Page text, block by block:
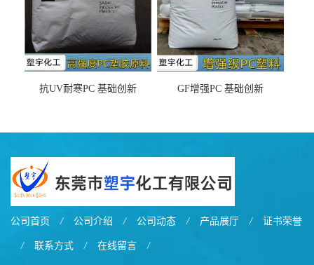
抗UV耐寒PC 基础创新
GF增强PC 基础创新
公司首页 / 公司介绍 / 公司动态 / 产品展厅 / 证书荣誉
/ 联系方式 / 在线留言 /